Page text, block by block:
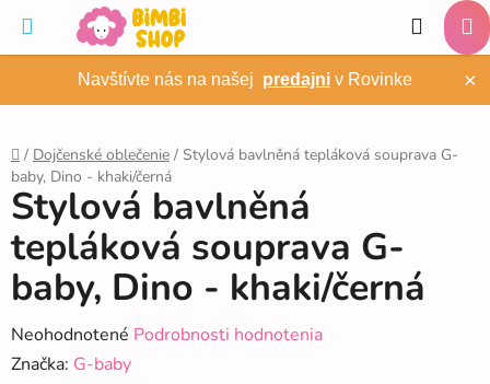
obsah
Navštívte nás na našej predajni v Rovinke ×
Hľadať
Domov
/ Dojčenské oblečenie / Stylová bavlněná tepláková souprava G-
baby, Dino - khaki/černá
Stylová bavlněná
tepláková souprava G-
baby, Dino - khaki/černá
Priemerné
hodnotenie
Neohodnotené Podrobnosti hodnotenia
Značka: G-baby